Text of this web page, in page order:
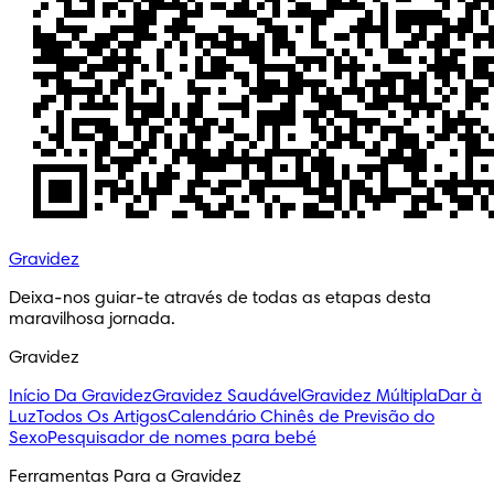
Gravidez
Deixa-nos guiar-te através de todas as etapas desta
maravilhosa jornada.
Gravidez
Início Da GravidezGravidez SaudávelGravidez MúltiplaDar à
LuzTodos Os ArtigosCalendário Chinês de Previsão do
SexoPesquisador de nomes para bebé
Ferramentas Para a Gravidez